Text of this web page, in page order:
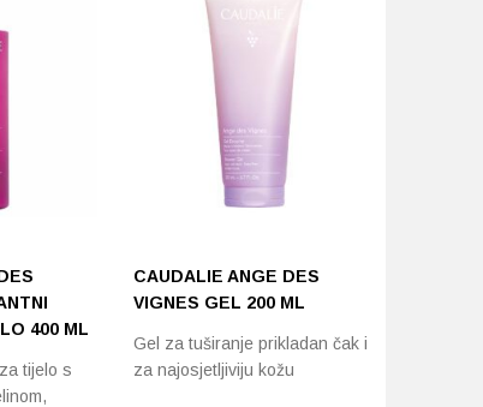
400 ML
tijelo s
CAUDALIE ANGE DES
VIGNES GEL 200 ML
Gel za tuširanje prikladan čak i
za najosjetljiviju kožu